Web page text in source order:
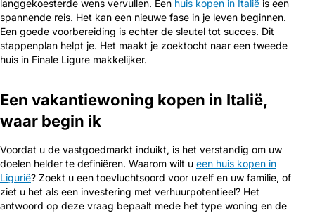
langgekoesterde wens vervullen. Een huis kopen in Italië is een
spannende reis. Het kan een nieuwe fase in je leven beginnen.
Een goede voorbereiding is echter de sleutel tot succes. Dit
stappenplan helpt je. Het maakt je zoektocht naar een tweede
huis in Finale Ligure makkelijker.
Een vakantiewoning kopen in Italië,
waar begin ik
Voordat u de vastgoedmarkt induikt, is het verstandig om uw
doelen helder te definiëren. Waarom wilt u een huis kopen in
Ligurië? Zoekt u een toevluchtsoord voor uzelf en uw familie, of
ziet u het als een investering met verhuurpotentieel? Het
antwoord op deze vraag bepaalt mede het type woning en de